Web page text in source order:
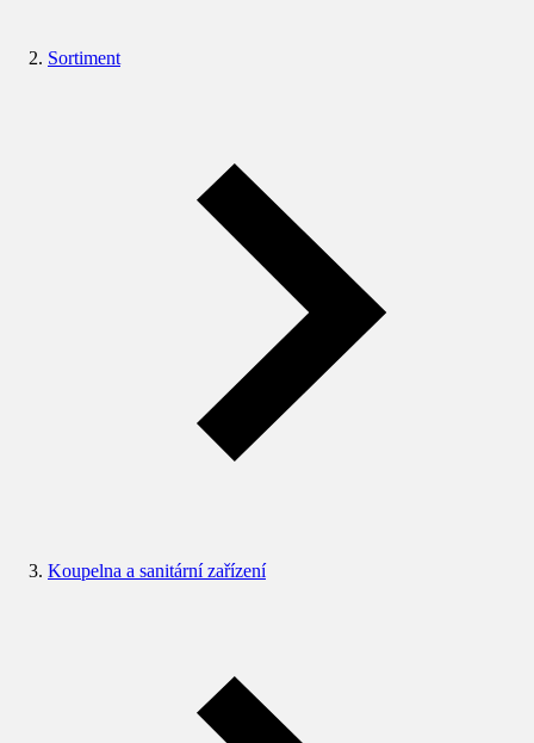
Sortiment
Koupelna a sanitární zařízení